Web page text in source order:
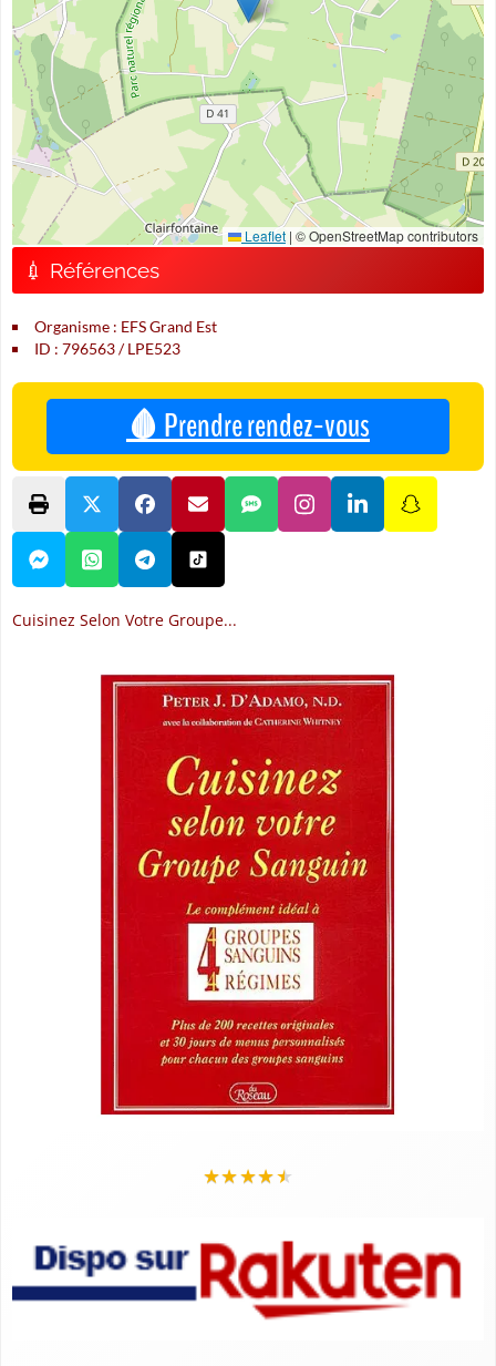
Leaflet | © OpenStreetMap contributors
💉 Références
Organisme : EFS Grand Est
ID : 796563 / LPE523
🩸 Prendre rendez-vous
Cuisinez Selon Votre Groupe...
★★★★★